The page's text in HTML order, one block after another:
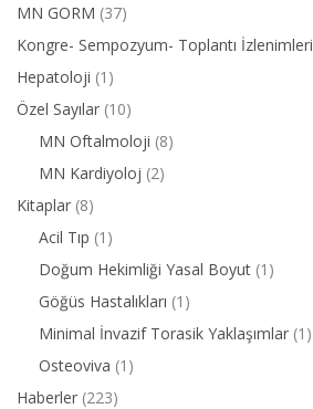
MN GORM (37)
Kongre- Sempozyum- Toplantı İzlenimleri
Hepatoloji (1)
Özel Sayılar (10)
MN Oftalmoloji (8)
MN Kardiyoloj (2)
Kitaplar (8)
Acil Tıp (1)
Doğum Hekimliği Yasal Boyut (1)
Göğüs Hastalıkları (1)
Minimal İnvazif Torasik Yaklaşımlar (1)
Osteoviva (1)
Haberler (223)